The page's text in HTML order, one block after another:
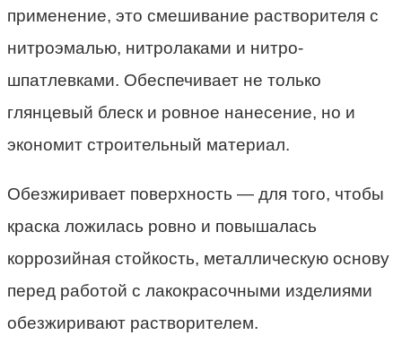
применение, это смешивание растворителя с
нитроэмалью, нитролаками и нитро-
шпатлевками. Обеспечивает не только
глянцевый блеск и ровное нанесение, но и
экономит строительный материал.
Обезжиривает поверхность — для того, чтобы
краска ложилась ровно и повышалась
коррозийная стойкость, металлическую основу
перед работой с лакокрасочными изделиями
обезжиривают растворителем.